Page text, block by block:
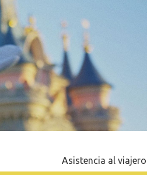
Asistencia al viajero